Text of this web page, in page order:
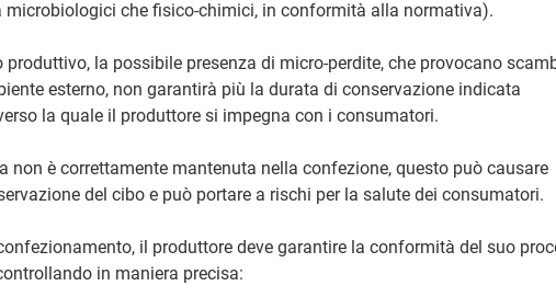
che fisico-chimici, in conformità alla normativa).
produttivo, la possibile presenza di micro-perdite, che provocano
esterno, non garantirà più la durata di conservazione indicata
la quale il produttore si impegna con i consumatori.
non è correttamente mantenuta nella confezione, questo può causare
del cibo e può portare a rischi per la salute dei consumatori.
il produttore deve garantire la conformità del suo
in maniera precisa: